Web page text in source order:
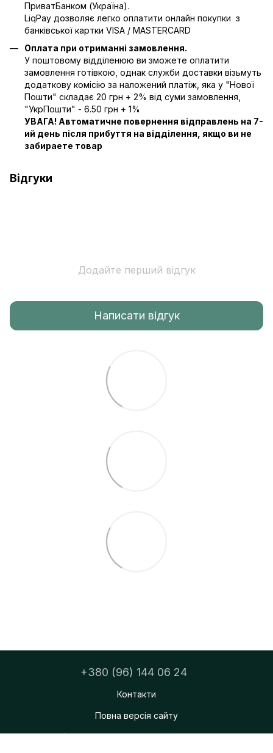
ПриватБанком (Україна).
LiqPay дозволяє легко оплатити онлайн покупки з
банківської картки VISA / MASTERCARD
Оплата при отриманні замовлення.
У поштовому відділенюю ви зможете оплатити
замовлення готівкою, однак служби доставки візьмуть
додаткову комісію за наложений платіж, яка у "Нової
Пошти" складає 20 грн + 2% від суми замовлення,
"УкрПошти" - 6.50 грн + 1%
УВАГА! Автоматичне повернення відправлень на 7-
ий день після прибуття на відділення, якщо ви не
забираете товар
Відгуки
Додайте перший відгук
Написати відгук
+380 (96) 144 06 24
Контакти
Повна версія сайту
ФОП Тацюк Дмитро Мирославович